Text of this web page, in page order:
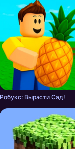
Робукс: Вырасти Сад!